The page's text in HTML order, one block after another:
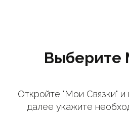
Выберите
Откройте "Мои Связки"
далее укажите